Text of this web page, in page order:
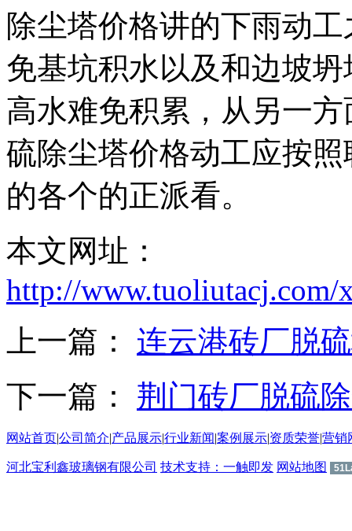
除尘塔价格讲的下雨动
免基坑积水以及和边坡
高水难免积累，从另一
硫除尘塔价格动工应按
的各个的正派看。
本文网址：
http://www.tuoliutacj.com/
上一篇： 连云港砖厂脱
下一篇： 荆门砖厂脱硫
网站首页|公司简介|产品展示|行业新闻|案例展示|资质荣誉|营销
河北宝利鑫玻璃钢有限公司 技术支持：一触即发 网站地图